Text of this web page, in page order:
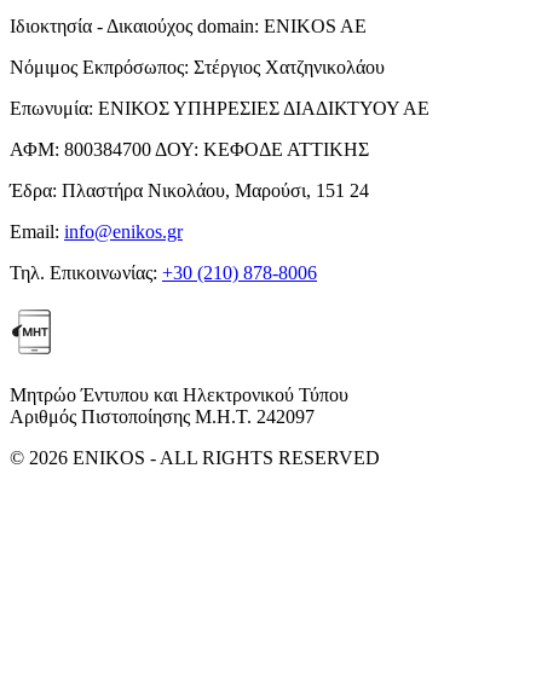
Ιδιοκτησία - Δικαιούχος domain: ENIKOS AE
Νόμιμος Εκπρόσωπος: Στέργιος Χατζηνικολάου
Επωνυμία: ΕΝΙΚΟΣ ΥΠΗΡΕΣΙΕΣ ΔΙΑΔΙΚΤΥΟΥ ΑΕ
ΑΦΜ: 800384700 ΔΟΥ: ΚΕΦΟΔΕ ΑΤΤΙΚΗΣ
Έδρα: Πλαστήρα Νικολάου, Μαρούσι, 151 24
Email: info@enikos.gr
Τηλ. Επικοινωνίας: +30 (210) 878-8006
Μητρώο Έντυπου και Ηλεκτρονικού Τύπου
Αριθμός Πιστοποίησης Μ.Η.Τ. 242097
© 2026 ENIKOS - ALL RIGHTS RESERVED